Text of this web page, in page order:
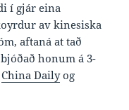
í gjár eina
av kinesiska
aftaná at tað
honum á 3-
China Dailyog